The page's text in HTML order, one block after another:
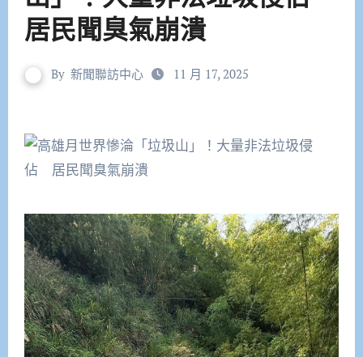
居民聞臭氣崩潰
By 新聞聯訪中心 11 月 17, 2025